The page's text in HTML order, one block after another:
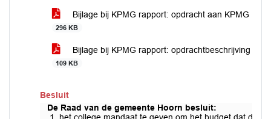
Bijlage bij KPMG rapport: opdracht aan KPMG
296 KB
Bijlage bij KPMG rapport: opdrachtbeschrijving
109 KB
Besluit
De Raad van de gemeente Hoorn besluit: